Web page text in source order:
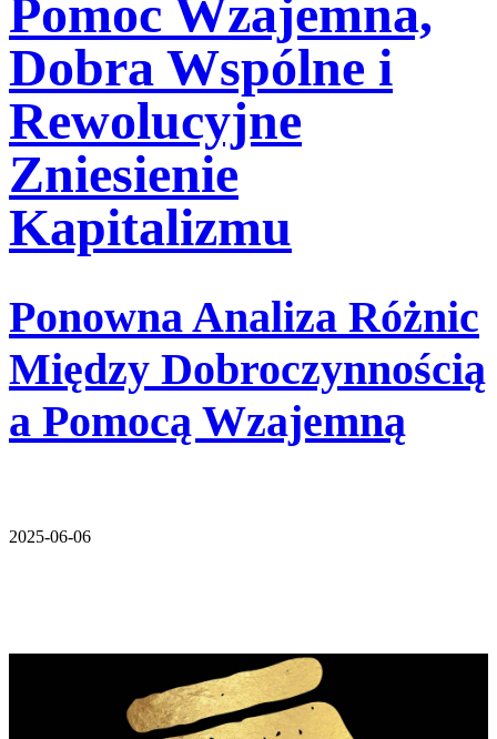
Pomoc Wzajemna,
Dobra Wspólne i
Rewolucyjne
Zniesienie
Kapitalizmu
Ponowna Analiza Różnic
Między Dobroczynnością
a Pomocą Wzajemną
2025-06-06